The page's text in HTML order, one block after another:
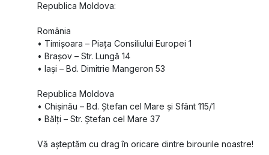
Republica Moldova:
România
•⁠ ⁠Timișoara – Piața Consiliului Europei 1
•⁠ ⁠Brașov – Str. Lungă 14
•⁠ ⁠Iași – Bd. Dimitrie Mangeron 53
Republica Moldova
•⁠ ⁠Chișinău – Bd. Ștefan cel Mare și Sfânt 115/1
•⁠ ⁠Bălți – Str. Ștefan cel Mare 37
Vă așteptăm cu drag în oricare dintre birourile noastre!